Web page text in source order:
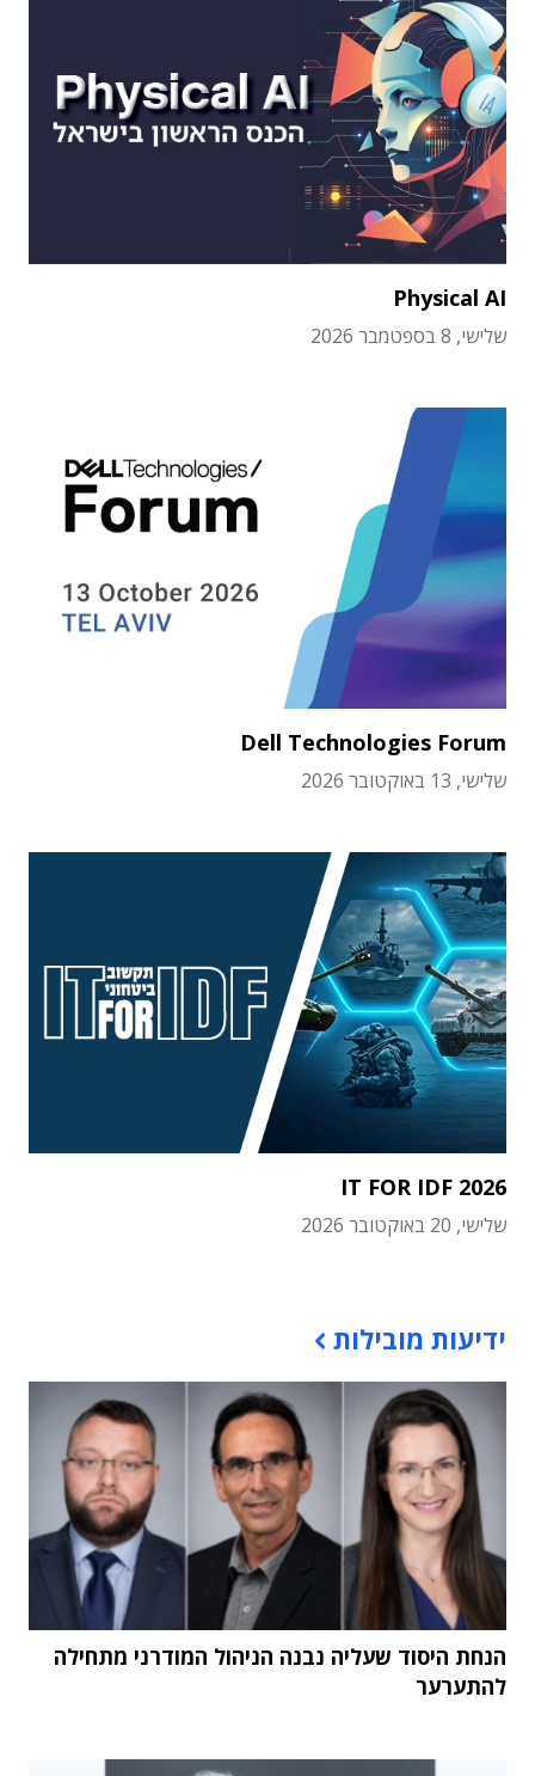
Physical AI
שלישי, 8 בספטמבר 2026
Dell Technologies Forum
שלישי, 13 באוקטובר 2026
IT FOR IDF 2026
שלישי, 20 באוקטובר 2026
ידיעות מובילות
הנחת היסוד שעליה נבנה הניהול המודרני מתחילה
להתערער